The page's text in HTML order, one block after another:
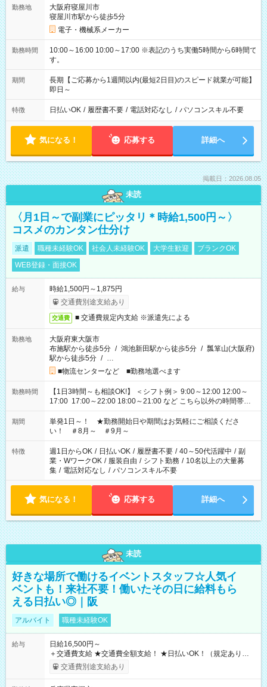
勤務地
大阪府寝屋川市
寝屋川市駅から徒歩5分
電子・機械系メーカー
勤務時間
10:00～16:00 10:00～17:00 ※表記のうち実働5時間から6時間で
す。
期間
長期【ご応募から1週間以内(最短2日目)のスピード就業が可能】
即日～
特徴 日払いOK / 履歴書不要 / 電話対応なし / パソコンスキル不要
気になる！ 応募する 詳細へ
掲載日：2026.08.05
未読
〈月1日～で副業にピッタリ＊時給1,500円～〉
コスメのカンタン仕分け
派遣 職種未経験OK 社会人未経験OK 大学生歓迎
ブランクOK
WEB登録・面接OK
給与
時給1,500円～1,875円
交通費別途支給あり
交通費 ■ 交通費規定内支給 ※派遣先による
勤務地
大阪府東大阪市
布施駅から徒歩5分 / 鴻池新田駅から徒歩5分 / 瓢箪山(大阪府)
駅から徒歩5分 / …
■物流センターなど ■勤務地選べます
勤務時間
【1日3時間～も相談OK!】 ＜シフト例＞ 9:00～12:00 12:00～
17:00 17:00～22:00 18:00～21:00 など こちら以外の時間帯も
お気軽にご相談ください！
期間
単発1日～！ ★勤務開始日や期間はお気軽にご相談くださ
い！ ＃8月～ ＃9月～
特徴 週1日からOK / 日払いOK / 履歴書不要 / 40～50代活躍中 / 副
業・WワークOK / 服装自由 / シフト勤務 / 10名以上の大量募
集 / 電話対応なし / パソコンスキル不要
気になる！ 応募する 詳細へ
未読
好きな場所で働けるイベントスタッフ☆人気イ
ベントも！来社不要！働いたその日に給料もら
える日払い◎｜阪
アルバイト 職種未経験OK
給与
日給16,500円～
＋交通費支給 ★交通費全額支給！ ★日払いOK！（規定あり） ┗
働いたその日に現金GET♪ お仕事後はコンビニATMから 日払
交通費別途支給あり